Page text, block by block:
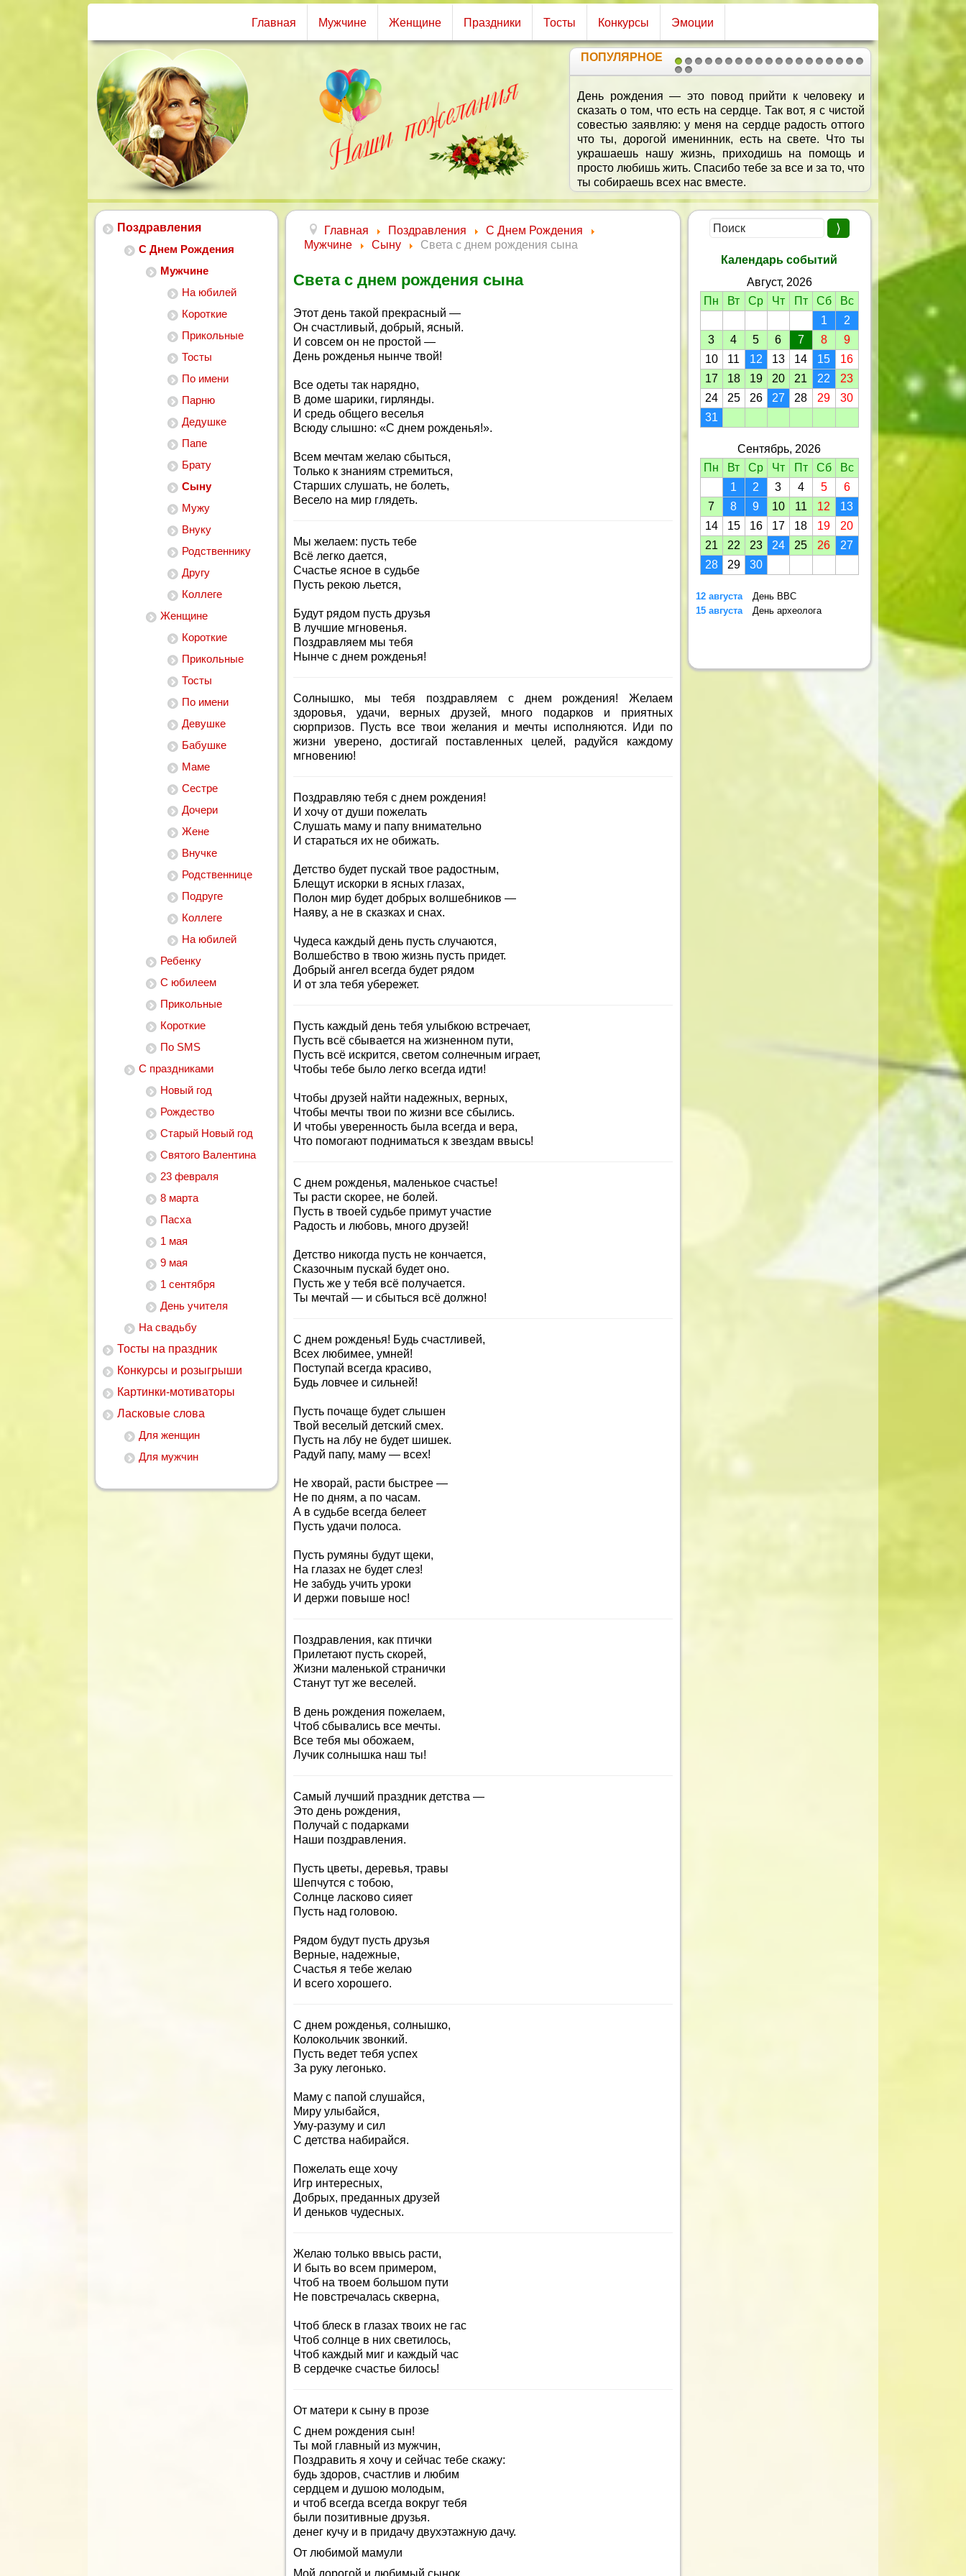
Главная Мужчине Женщине Праздники Тосты Конкурсы Эмоции
1 2
2021
ПОПУЛЯРНОЕ
Оставайся умной и счастливой,
Позитивной, молодой!
Будь всегда самой красивой,
На весь мир такой одной!
Поздравления
С Днем Рождения
Мужчине
На юбилей
Короткие
Прикольные
Тосты
По имени
Парню
Дедушке
Папе
Брату
Сыну
Мужу
Внуку
Родственнику
Другу
Коллеге
Женщине
Короткие
Прикольные
Тосты
По имени
Девушке
Бабушке
Маме
Сестре
Дочери
Жене
Внучке
Родственнице
Подруге
Коллеге
На юбилей
Ребенку
С юбилеем
Прикольные
Короткие
По SMS
С праздниками
Новый год
Рождество
Старый Новый год
Святого Валентина
23 февраля
8 марта
Пасха
1 мая
9 мая
1 сентября
День учителя
На свадьбу
Тосты на праздник
Конкурсы и розыгрыши
Картинки-мотиваторы
Ласковые слова
Для женщин
Для мужчин
Главная Поздравления
С Днем Рождения
Мужчине
Сыну Света с днем рождения сына
Света с днем рождения сына
Этот день такой прекрасный —
Он счастливый, добрый, ясный.
И совсем он не простой —
День рожденья нынче твой!
Все одеты так нарядно,
В доме шарики, гирлянды.
И средь общего веселья
Всюду слышно: «С днем рожденья!».
Всем мечтам желаю сбыться,
Только к знаниям стремиться,
Старших слушать, не болеть,
Весело на мир глядеть.
Мы желаем: пусть тебе
Всё легко дается,
Счастье ясное в судьбе
Пусть рекою льется,
Будут рядом пусть друзья
В лучшие мгновенья.
Поздравляем мы тебя
Нынче с днем рожденья!
Солнышко, мы тебя поздравляем с днем рождения! Желаем
здоровья, удачи, верных друзей, много подарков и приятных
сюрпризов. Пусть все твои желания и мечты исполняются. Иди по
жизни уверено, достигай поставленных целей, радуйся каждому
мгновению!
Поздравляю тебя с днем рождения!
И хочу от души пожелать
Слушать маму и папу внимательно
И стараться их не обижать.
Детство будет пускай твое радостным,
Блещут искорки в ясных глазах,
Полон мир будет добрых волшебников —
Наяву, а не в сказках и снах.
Чудеса каждый день пусть случаются,
Волшебство в твою жизнь пусть придет.
Добрый ангел всегда будет рядом
И от зла тебя убережет.
Пусть каждый день тебя улыбкою встречает,
Пусть всё сбывается на жизненном пути,
Пусть всё искрится, светом солнечным играет,
Чтобы тебе было легко всегда идти!
Чтобы друзей найти надежных, верных,
Чтобы мечты твои по жизни все сбылись.
И чтобы уверенность была всегда и вера,
Что помогают подниматься к звездам ввысь!
С днем рожденья, маленькое счастье!
Ты расти скорее, не болей.
Пусть в твоей судьбе примут участие
Радость и любовь, много друзей!
Детство никогда пусть не кончается,
Сказочным пускай будет оно.
Пусть же у тебя всё получается.
Ты мечтай — и сбыться всё должно!
С днем рожденья! Будь счастливей,
Всех любимее, умней!
Поступай всегда красиво,
Будь ловчее и сильней!
Пусть почаще будет слышен
Твой веселый детский смех.
Пусть на лбу не будет шишек.
Радуй папу, маму — всех!
Не хворай, расти быстрее —
Не по дням, а по часам.
А в судьбе всегда белеет
Пусть удачи полоса.
Пусть румяны будут щеки,
На глазах не будет слез!
Не забудь учить уроки
И держи повыше нос!
Поздравления, как птички
Прилетают пусть скорей,
Жизни маленькой странички
Станут тут же веселей.
В день рождения пожелаем,
Чтоб сбывались все мечты.
Все тебя мы обожаем,
Лучик солнышка наш ты!
Самый лучший праздник детства —
Это день рождения,
Получай с подарками
Наши поздравления.
Пусть цветы, деревья, травы
Шепчутся с тобою,
Солнце ласково сияет
Пусть над головою.
Рядом будут пусть друзья
Верные, надежные,
Счастья я тебе желаю
И всего хорошего.
С днем рожденья, солнышко,
Колокольчик звонкий.
Пусть ведет тебя успех
За руку легонько.
Маму с папой слушайся,
Миру улыбайся,
Уму-разуму и сил
С детства набирайся.
Пожелать еще хочу
Игр интересных,
Добрых, преданных друзей
И деньков чудесных.
Желаю только ввысь расти,
И быть во всем примером,
Чтоб на твоем большом пути
Не повстречалась скверна,
Чтоб блеск в глазах твоих не гас
Чтоб солнце в них светилось,
Чтоб каждый миг и каждый час
В сердечке счастье билось!
От матери к сыну в прозе
С днем рождения сын!
Ты мой главный из мужчин,
Поздравить я хочу и сейчас тебе скажу:
будь здоров, счастлив и любим
сердцем и душою молодым,
и чтоб всегда всегда вокруг тебя
были позитивные друзья.
денег кучу и в придачу двухэтажную дачу.
От любимой мамули
Мой дорогой и любимый сынок,
Календарь событий
Август, 2026
Пн
Вт Ср Чт Пт Сб
Вс
1
2
3
4 5 6 7 8
9
10
11 12 13 14 15
16
17
18 19 20 21 22
23
24
25 26 27 28 29
30
31
Сентябрь, 2026
Пн
Вт Ср Чт Пт Сб
Вс
1
2 3 4 5
6
7
8 9 10 11 12
13
14
15 16 17 18 19
20
21
22 23 24 25 26
27
28
29 30
12 августа
День ВВС
15 августа
День археолога